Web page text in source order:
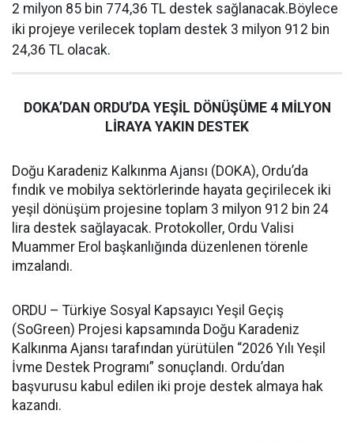
2 milyon 85 bin 774,36 TL destek sağlanacak.Böylece
iki projeye verilecek toplam destek 3 milyon 912 bin
24,36 TL olacak.
DOKA’DAN ORDU’DA YEŞİL DÖNÜŞÜME 4 MİLYON
LİRAYA YAKIN DESTEK
Doğu Karadeniz Kalkınma Ajansı (DOKA), Ordu’da
fındık ve mobilya sektörlerinde hayata geçirilecek iki
yeşil dönüşüm projesine toplam 3 milyon 912 bin 24
lira destek sağlayacak. Protokoller, Ordu Valisi
Muammer Erol başkanlığında düzenlenen törenle
imzalandı.
ORDU – Türkiye Sosyal Kapsayıcı Yeşil Geçiş
(SoGreen) Projesi kapsamında Doğu Karadeniz
Kalkınma Ajansı tarafından yürütülen “2026 Yılı Yeşil
İvme Destek Programı” sonuçlandı. Ordu’dan
başvurusu kabul edilen iki proje destek almaya hak
kazandı.